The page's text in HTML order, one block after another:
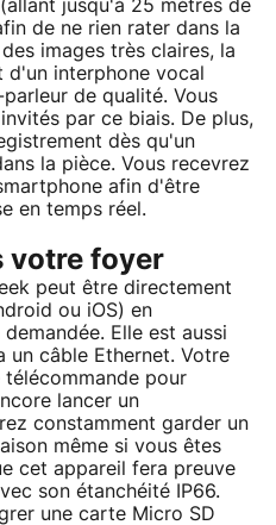
jusqu'à 25 mètres de
de ne rien rater dans la
images très claires, la
d'un interphone vocal
de qualité. Vous
par ce biais. De plus,
dès qu'un
la pièce. Vous recevrez
afin d'être
en temps réel.
votre foyer
peut être directement
ou iOS) en
Elle est aussi
un câble Ethernet. Votre
pour
lancer un
constamment garder un
même si vous êtes
cet appareil fera preuve
son étanchéité IP66.
une carte Micro SD